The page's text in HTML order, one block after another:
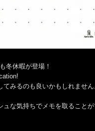
冬休暇が登場！
てみるのも良いかもしれませ
ュな気持ちでメモを取ること